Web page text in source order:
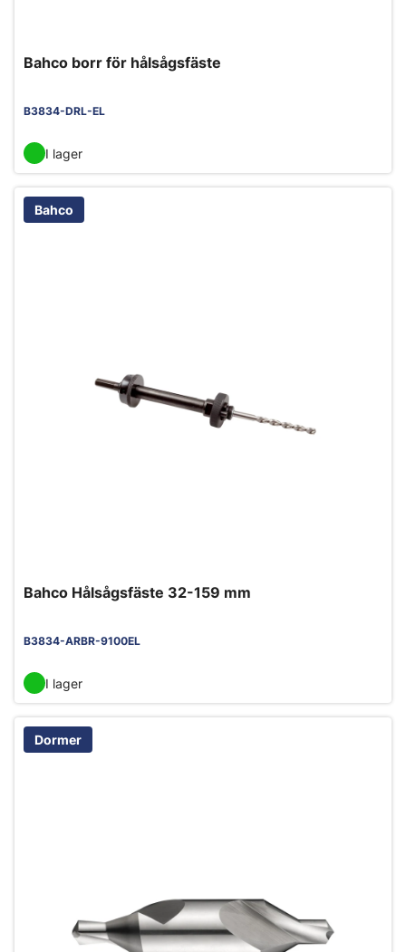
Bahco borr för hålsågsfäste
B3834-DRL-EL
I lager
Bahco
Bahco Hålsågsfäste 32-159 mm
B3834-ARBR-9100EL
I lager
Dormer